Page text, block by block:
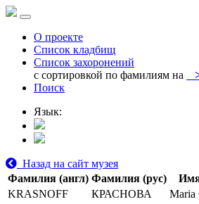
О проекте
Список кладбищ
Список захоронений
с сортировкой по фамилиям на
Поиск
Язык:
Назад на сайт музея
Фамилия (англ) Фамилия (рус)
KRASNOFF
КРАСНОВА Maria